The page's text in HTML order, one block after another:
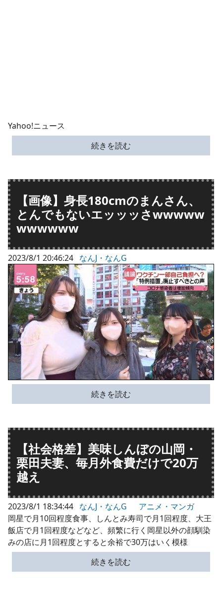
Yahoo!ニュース
続きを読む
【画像】身長180cmのまんさん、
とんでもないエッッッさwwwww
wwwwww
2023/8/1 20:46:24 なんJ・なんG
続きを読む
【社会格差】美味しんぼの山岡・
栗田夫妻、毎月外食費だけで20万
越え
2023/8/1 18:34:44 なんJ・なんG
アニメ・マンガ
岡星で月10回程度食事、しんとみ寿司で月1回程度、大王
飯店で月1回程度などなど、頻繁に行く岡星以外の顔馴染
みの店に月1回程度とすると余裕で30万はいく模様
続きを読む